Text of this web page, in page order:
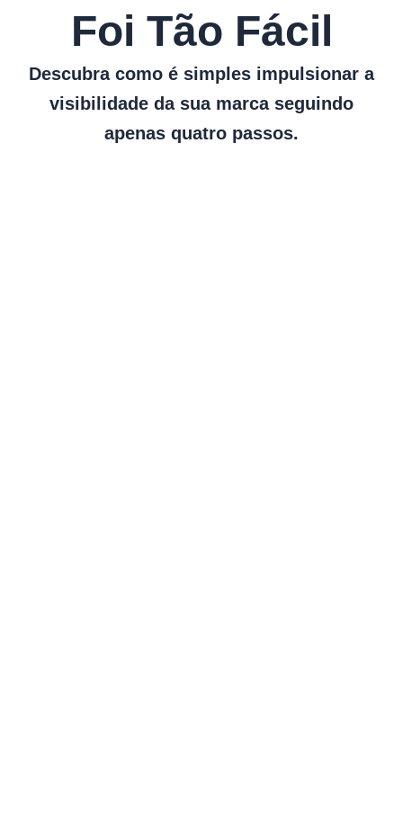
Foi Tão Fácil
Descubra como é simples impulsionar a
visibilidade da sua marca seguindo
apenas quatro passos.